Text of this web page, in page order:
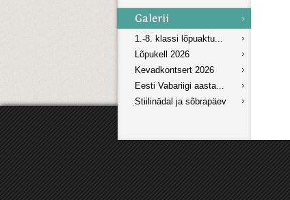
1.-8. klassi lõpuaktu...
Lõpukell 2026
Kevadkontsert 2026
Eesti Vabariigi aasta...
Stiilinädal ja sõbrapäev